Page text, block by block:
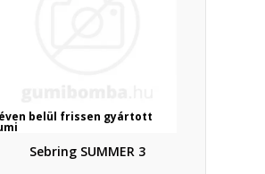
belül frissen gyártott
Sebring SUMMER 3